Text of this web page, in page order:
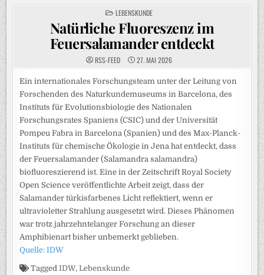
POSTED
IN
LEBENSKUNDE
Natürliche Fluoreszenz im
Feuersalamander entdeckt
RSS-FEED 27. MAI 2026
Ein internationales Forschungsteam unter der Leitung von
Forschenden des Naturkundemuseums in Barcelona, des
Instituts für Evolutionsbiologie des Nationalen
Forschungsrates Spaniens (CSIC) und der Universität
Pompeu Fabra in Barcelona (Spanien) und des Max-Planck-
Instituts für chemische Ökologie in Jena hat entdeckt, dass
der Feuersalamander (Salamandra salamandra)
biofluoreszierend ist. Eine in der Zeitschrift Royal Society
Open Science veröffentlichte Arbeit zeigt, dass der
Salamander türkisfarbenes Licht reflektiert, wenn er
ultravioletter Strahlung ausgesetzt wird. Dieses Phänomen
war trotz jahrzehntelanger Forschung an dieser
Amphibienart bisher unbemerkt geblieben.
Quelle: IDW
TaggedIDW,Lebenskunde